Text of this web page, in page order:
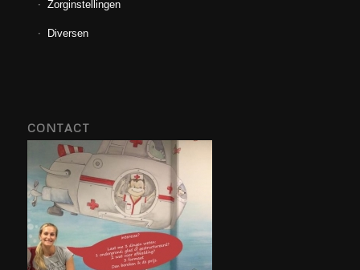
Zorginstellingen
Diversen
CONTACT